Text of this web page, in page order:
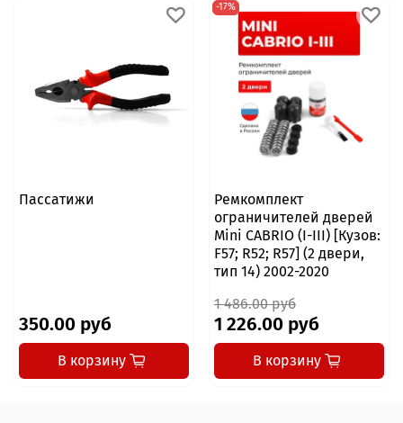
Пассатижи
350.00 руб
В корзину
-17%
Ремкомплект
ограничителей дверей
Mini CABRIO (I-III) [Кузов:
F57; R52; R57] (2 двери,
тип 14) 2002-2020
1 486.00 руб
1 226.00 руб
В корзину